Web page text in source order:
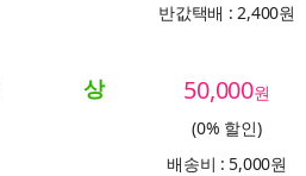
반값택배 : 2,400원
상 50,000원
(0% 할인)
배송비 : 5,000원